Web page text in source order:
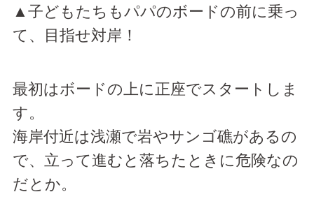
▲子どもたちもパパのボードの前に乗っ
て、目指せ対岸！
最初はボードの上に正座でスタートしま
す。
海岸付近は浅瀬で岩やサンゴ礁があるの
で、立って進むと落ちたときに危険なの
だとか。